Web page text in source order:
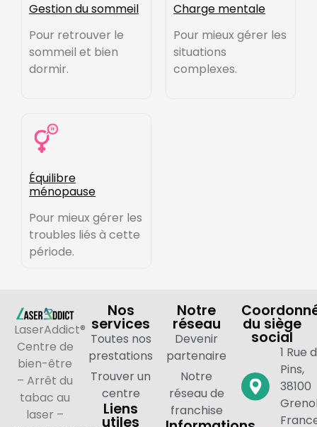
Gestion du sommeil
Pour retrouver le
sommeil et bien
dormir.
Charge mentale
Pour mieux gérer les
situations
complexes.
Équilibre
ménopause
Pour mieux gérer les
troubles liés à cette
période.
LaserAddict®
Centre de
bien-être
– Arrêt du
tabac au
laser –
Nos
services
Toutes nos
prestations
Trouver un
centre
Liens
utiles
Notre
réseau
Devenir
partenaire
Notre
réseau de
franchise
du siège
social
1 Rue
Pins,
38100